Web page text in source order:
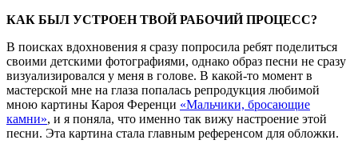
КАК БЫЛ УСТРОЕН ТВОЙ РАБОЧИЙ ПРОЦЕСС?
В поисках вдохновения я сразу попросила ребят поделиться
своими детскими фотографиями, однако образ песни не сразу
визуализировался у меня в голове. В какой-то момент в
мастерской мне на глаза попалась репродукция любимой
мною картины Кароя Ференци «Мальчики, бросающие
камни», и я поняла, что именно так вижу настроение этой
песни. Эта картина стала главным референсом для обложки.